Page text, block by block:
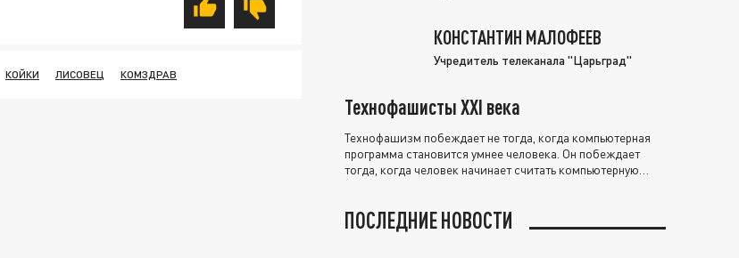
КОЙКИ ЛИСОВЕЦ КОМЗДРАВ
КОНСТАНТИН МАЛОФЕЕВ
Учредитель телеканала "Царьград"
Технофашисты XXI века
Технофашизм побеждает не тогда, когда компьютерная
программа становится умнее человека. Он побеждает
тогда, когда человек начинает считать компьютерную
ПОСЛЕДНИЕ НОВОСТИ